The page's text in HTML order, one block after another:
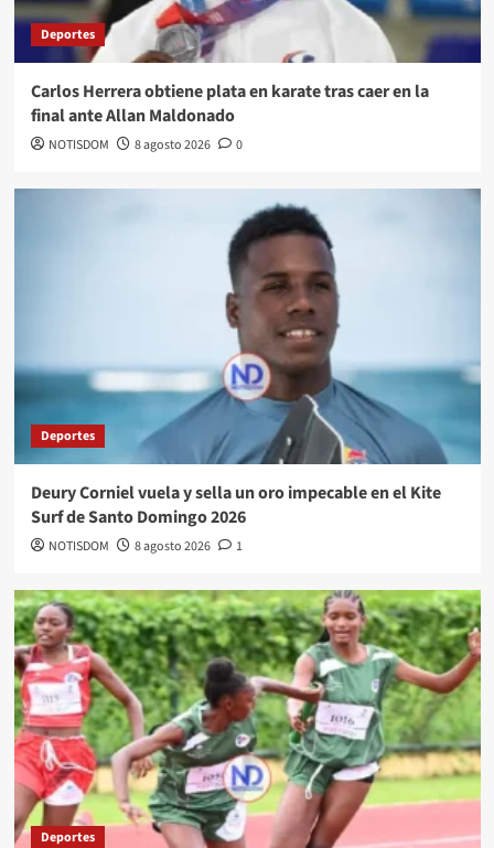
Deportes
Carlos Herrera obtiene plata en karate tras caer en la
final ante Allan Maldonado
NOTISDOM 8 agosto 2026 0
Deportes
Deury Corniel vuela y sella un oro impecable en el Kite
Surf de Santo Domingo 2026
NOTISDOM 8 agosto 2026 1
Deportes